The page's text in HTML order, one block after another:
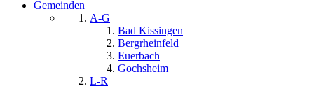
Gemeinden
A-G
Bad Kissingen
Bergrheinfeld
Euerbach
Gochsheim
L-R